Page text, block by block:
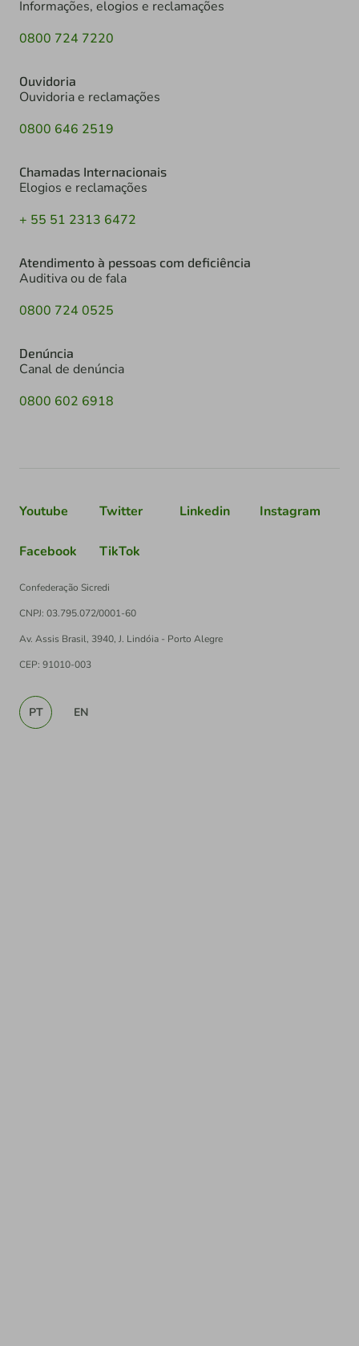
Informações, elogios e reclamações
0800 724 7220
Ouvidoria
Ouvidoria e reclamações
0800 646 2519
Chamadas Internacionais
Elogios e reclamações
+ 55 51 2313 6472
Atendimento à pessoas com deficiência
Auditiva ou de fala
0800 724 0525
Denúncia
Canal de denúncia
0800 602 6918
Youtube Twitter Linkedin Instagram
Facebook TikTok
Confederação Sicredi
CNPJ: 03.795.072/0001-60
Av. Assis Brasil, 3940, J. Lindóia - Porto Alegre
CEP: 91010-003
PT EN